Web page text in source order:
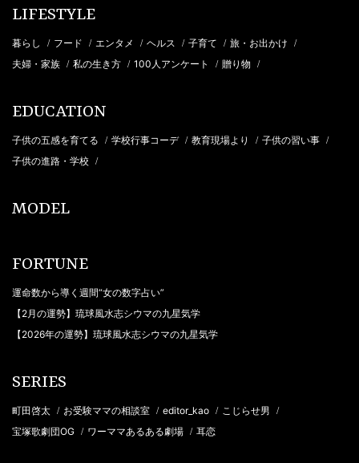
LIFESTYLE
暮らし / フード / エンタメ / ヘルス / 子育て / 旅・お出かけ /
夫婦・家族 / 私の生き方 / 100人アンケート / 贈り物 /
EDUCATION
子供の五感を育てる / 学校行事コーデ / 教育現場より / 子供の習い事 /
子供の進路・学校 /
MODEL
FORTUNE
運命数から導く週間“女の数字占い”
【2月の運勢】琉球風水志シウマの九星気学
【2026年の運勢】琉球風水志シウマの九星気学
SERIES
町田啓太 / お受験ママの相談室 / editor_kao / こじらせ男 /
宝塚歌劇団OG / ワーママあるある劇場 / 耳恋